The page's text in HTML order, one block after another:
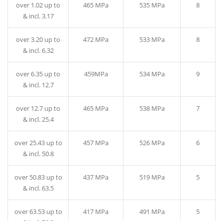
over 1.02 up to
& incl. 3.17
465 MPa 535 MPa 8
over 3.20 up to
& incl. 6.32
472 MPa 533 MPa 8
over 6.35 up to
& incl. 12.7
459MPa 534 MPa 9
over 12.7 up to
& incl. 25.4
465 MPa 538 MPa 7
over 25.43 up to
& incl. 50.8
457 MPa 526 MPa 6
over 50.83 up to
& incl. 63.5
437 MPa 519 MPa 5
over 63.53 up to
417 MPa 491 MPa 5